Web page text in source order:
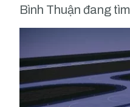
Bình Thuận đang